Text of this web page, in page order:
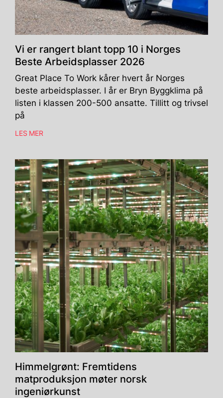
Vi er rangert blant topp 10 i Norges
Beste Arbeidsplasser 2026
Great Place To Work kårer hvert år Norges
beste arbeidsplasser. I år er Bryn Byggklima på
listen i klassen 200-500 ansatte. Tillitt og trivsel
på
LES MER
Himmelgrønt: Fremtidens
matproduksjon møter norsk
ingeniørkunst